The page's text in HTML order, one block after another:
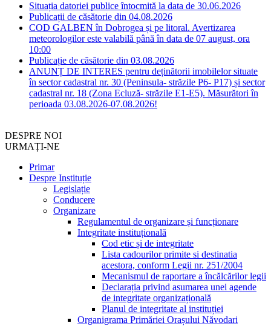
Situația datoriei publice întocmită la data de 30.06.2026
Publicații de căsătorie din 04.08.2026
COD GALBEN în Dobrogea și pe litoral. Avertizarea
meteorologilor este valabilă până în data de 07 august, ora
10:00
Publicație de căsătorie din 03.08.2026
ANUNȚ DE INTERES pentru deținătorii imobilelor situate
în sector cadastral nr. 30 (Peninsula- străzile P6- P17) și sector
cadastral nr. 18 (Zona Ecluză- străzile E1-E5). Măsurători în
perioada 03.08.2026-07.08.2026!
DESPRE NOI
URMAȚI-NE
Primar
Despre Instituție
Legislație
Conducere
Organizare
Regulamentul de organizare și funcționare
Integritate instituțională
Cod etic și de integritate
Lista cadourilor primite si destinatia
acestora, conform Legii nr. 251/2004
Mecanismul de raportare a încălcărilor legii
Declarația privind asumarea unei agende
de integritate organizațională
Planul de integritate al instituției
Organigrama Primăriei Orașului Năvodari